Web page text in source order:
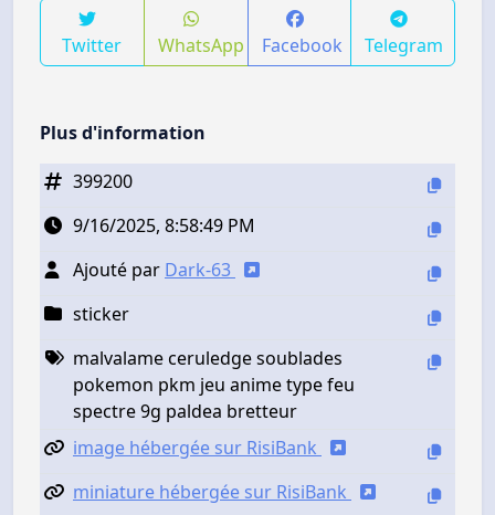
Twitter WhatsApp Facebook Telegram
Plus d'information
399200
9/16/2025, 8:58:49 PM
Ajouté par Dark-63
sticker
malvalame ceruledge soublades
pokemon pkm jeu anime type feu
spectre 9g paldea bretteur
image hébergée sur RisiBank
miniature hébergée sur RisiBank